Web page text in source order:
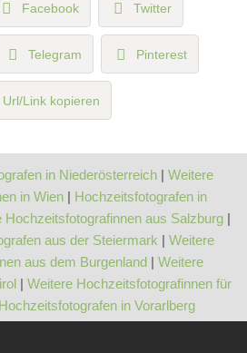
Facebook Twitter
Telegram Pinterest
Url/Link kopieren
in Niederösterreich | Weitere
in Wien | Hochzeitsfotografen in
Hochzeitsfotografinnen aus Salzburg |
aus der Steiermark | Weitere
aus dem Burgenland| Weitere
| Weitere Hochzeitsfotografinnen für
in Vorarlberg